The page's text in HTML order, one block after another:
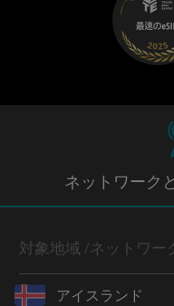
ネットワーク
対象地域 /ネットワー
アイスランド